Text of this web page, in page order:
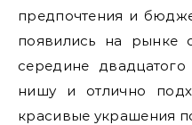
предпочтения и
появились на рынке
середине
нишу и отлично
красивые украшения